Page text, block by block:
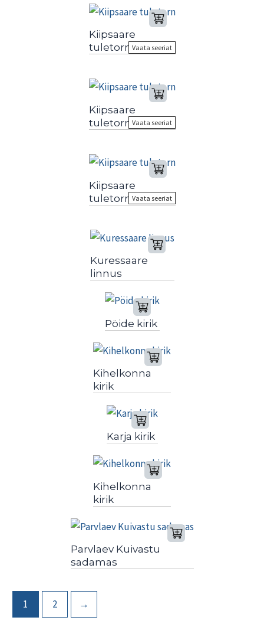
Kiipsaare
tuletorn Vaata seeriat
Kiipsaare
tuletorn Vaata seeriat
Kiipsaare
tuletorn Vaata seeriat
Kuressaare
linnus
Pöide kirik
Kihelkonna
kirik
Karja kirik
Kihelkonna
kirik
Parvlaev Kuivastu
sadamas
1 2 →